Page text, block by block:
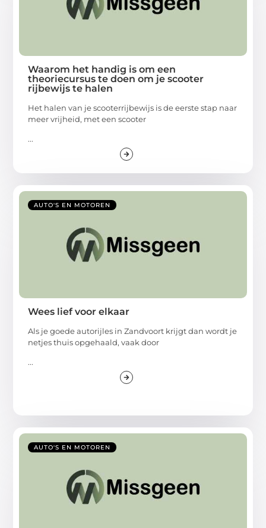
Waarom het handig is om een
theoriecursus te doen om je scooter
rijbewijs te halen
Het halen van je scooterrijbewijs is de eerste stap naar
meer vrijheid, met een scooter
...
AUTO'S EN MOTOREN
Wees lief voor elkaar
Als je goede autorijles in Zandvoort krijgt dan wordt je
netjes thuis opgehaald, vaak door
...
AUTO'S EN MOTOREN